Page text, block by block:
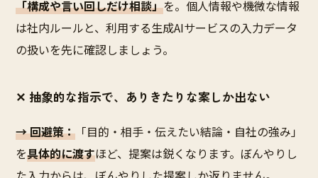
「構成や言い回しだけ相談」を。個人情報や機微な情報
は社内ルールと、利用する生成AIサービスの入力データ
の扱いを先に確認しましょう。
✕ 抽象的な指示で、ありきたりな案しか出ない
→ 回避策： 「目的・相手・伝えたい結論・自社の強み」
を具体的に渡すほど、提案は鋭くなります。ぼんやりし